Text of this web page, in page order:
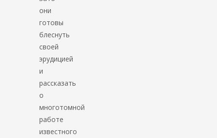
они
готовы
блеснуть
своей
эрудицией
и
рассказать
о
многотомной
работе
известного